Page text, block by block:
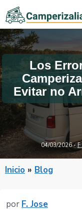
Saltar
al
contenido
Los
Evitar no
04/03/2026-
Inicio » Blog
por F. Jose